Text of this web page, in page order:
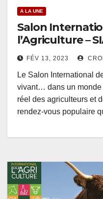
A LA UNE
Salon
l’Agriculture –
FÉV 13, 2023
Le Salon International
vivant… dans un monde
réel des agriculteurs et
rendez-vous populaire